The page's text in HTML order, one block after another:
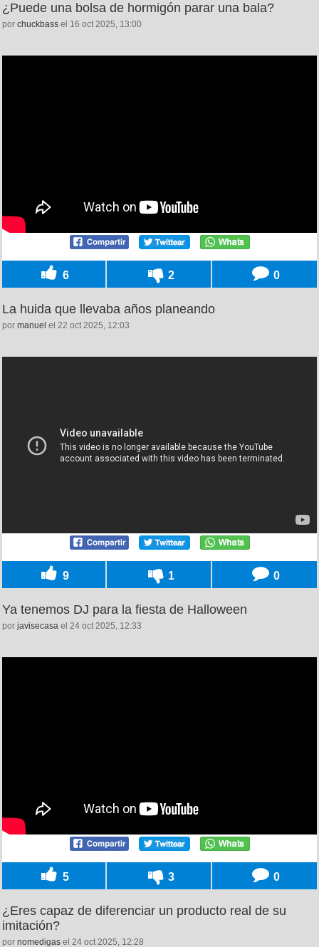
¿Puede una bolsa de hormigón parar una bala?
por chuckbass el 16 oct 2025, 13:00
6 2 0
La huida que llevaba años planeando
por manuel el 22 oct 2025, 12:03
9 1 0
Ya tenemos DJ para la fiesta de Halloween
por javisecasa el 24 oct 2025, 12:33
5 3 0
¿Eres capaz de diferenciar un producto real de su
imitación?
por nomedigas el 24 oct 2025, 12:28